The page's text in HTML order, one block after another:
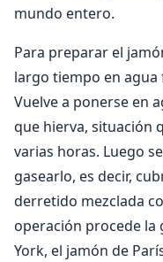
mundo entero.
Para preparar el
largo tiempo en agua
Vuelve a ponerse en
que hierva, situación
varias horas. Luego
gasearlo, es decir,
derretido mezclada
operación procede la
York, el jamón de